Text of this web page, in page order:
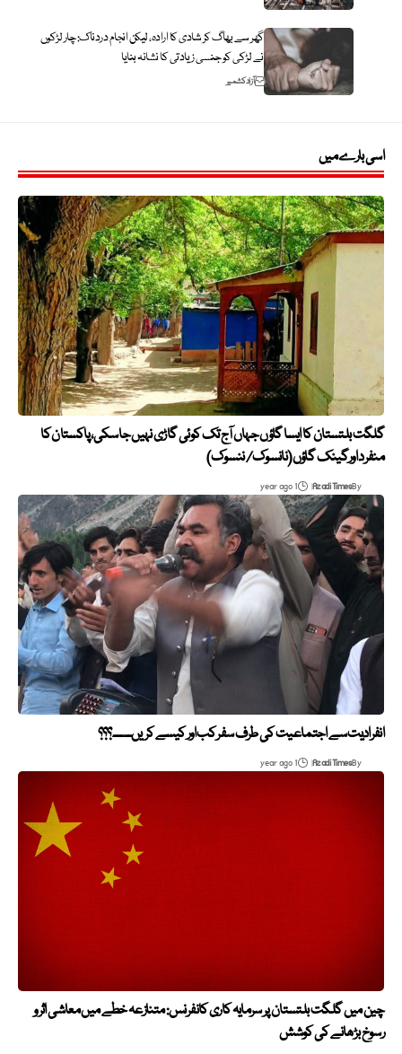
گھر سے بھاگ کر شادی کا ارادہ، لیکن انجام دردناک: چار لڑکوں
نے لڑکی کو جنسی زیادتی کا نشانہ بنایا
آزاد کشمیر
اسی بارے میں
گلگت بلتستان کا ایسا گاؤں جہاں آج تک کوئی گاڑی نہیں جا سکی،پاکستان کا
منفرد اورگینک گاؤں (نانسوک/ ننسوک)
By
Azadi Times
1 year ago
انفرادیت سے اجتماعیت کی طرف سفر کب اور کیسے کریں۔۔۔۔۔؟؟؟
By
Azadi Times
1 year ago
چین میں گلگت بلتستان پر سرمایہ کاری کانفرنس: متنازعہ خطے میں معاشی اثر و
رسوخ بڑھانے کی کوشش